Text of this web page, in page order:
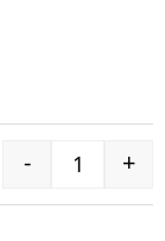
Quantity
- +